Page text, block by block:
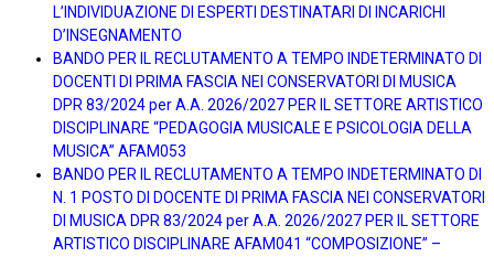
L’INDIVIDUAZIONE DI ESPERTI DESTINATARI DI INCARICHI
D’INSEGNAMENTO
BANDO PER IL RECLUTAMENTO A TEMPO INDETERMINATO DI
DOCENTI DI PRIMA FASCIA NEI CONSERVATORI DI MUSICA
DPR 83/2024 per A.A. 2026/2027 PER IL SETTORE ARTISTICO
DISCIPLINARE “PEDAGOGIA MUSICALE E PSICOLOGIA DELLA
MUSICA” AFAM053
BANDO PER IL RECLUTAMENTO A TEMPO INDETERMINATO DI
N. 1 POSTO DI DOCENTE DI PRIMA FASCIA NEI CONSERVATORI
DI MUSICA DPR 83/2024 per A.A. 2026/2027 PER IL SETTORE
ARTISTICO DISCIPLINARE AFAM041 “COMPOSIZIONE” –